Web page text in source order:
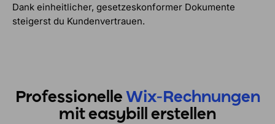
Dank einheitlicher, gesetzeskonformer Dokumente
steigerst du Kundenvertrauen.
Professionelle Wix-Rechnungen
mit easybill erstellen